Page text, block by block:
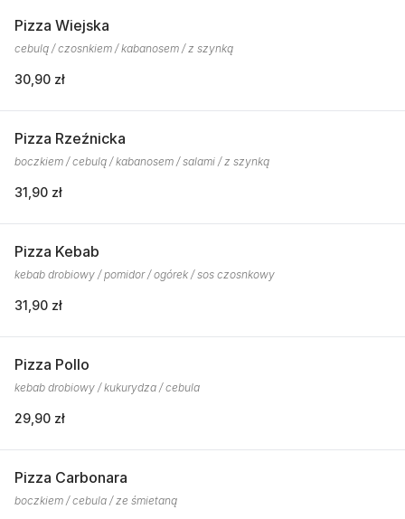
Pizza Wiejska
cebulą / czosnkiem / kabanosem / z szynką
30,90 zł
Pizza Rzeźnicka
boczkiem / cebulą / kabanosem / salami / z szynką
31,90 zł
Pizza Kebab
kebab drobiowy / pomidor / ogórek / sos czosnkowy
31,90 zł
Pizza Pollo
kebab drobiowy / kukurydza / cebula
29,90 zł
Pizza Carbonara
boczkiem / cebula / ze śmietaną